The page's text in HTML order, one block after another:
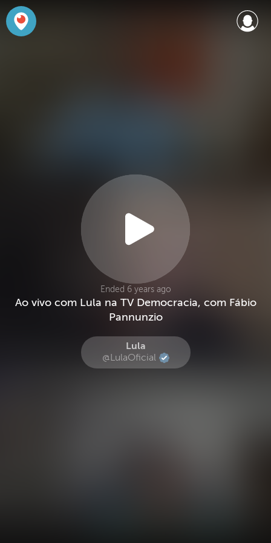
Ended 6 years ago
Ao vivo com Lula na TV Democracia, com Fábio
Pannunzio
Lula
@LulaOficial